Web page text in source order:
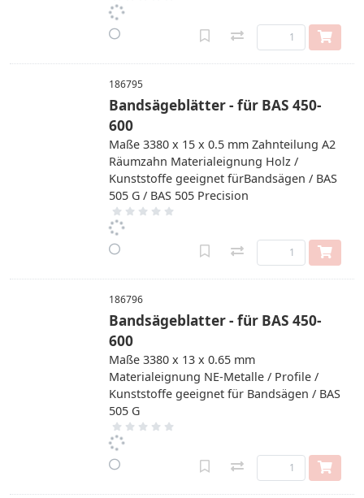
186795
Bandsägeblätter - für BAS 450-
600
Maße 3380 x 15 x 0.5 mm Zahnteilung A2
Räumzahn Materialeignung Holz /
Kunststoffe geeignet fürBandsägen / BAS
505 G / BAS 505 Precision
186796
Bandsägeblatter - für BAS 450-
600
Maße 3380 x 13 x 0.65 mm
Materialeignung NE-Metalle / Profile /
Kunststoffe geeignet für Bandsägen / BAS
505 G